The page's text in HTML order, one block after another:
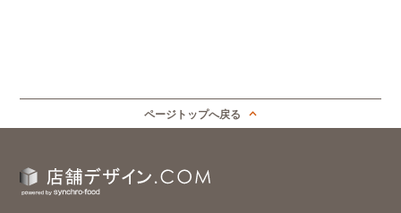
ページトップへ戻る